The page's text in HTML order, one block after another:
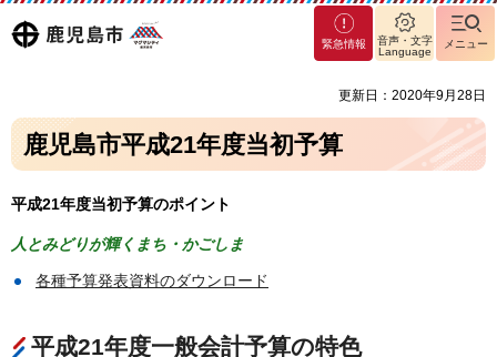
鹿児島
マグ
マシ
緊急情報
音声・文字
Language
メニュー
更新日：2020年9月28日
鹿児島市平成21年度当初予算
平成21年度当初予算のポイント
人とみどりが輝くまち・かごしま
各種予算発表資料のダウンロード
平成21年度一般会計予算の特色